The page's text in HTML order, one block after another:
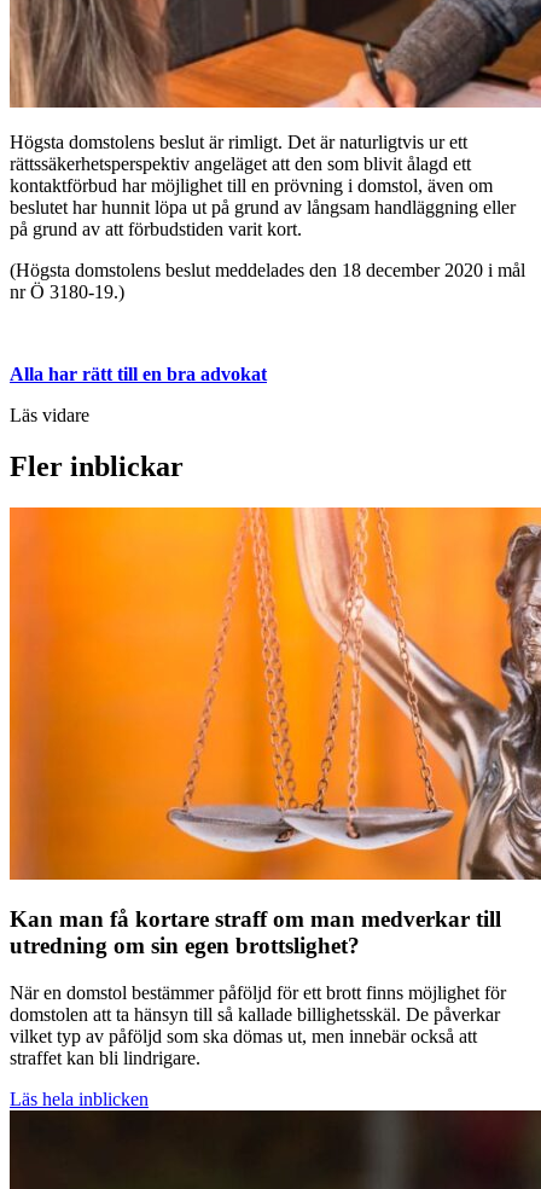
Högsta domstolens beslut är rimligt. Det är naturligtvis ur ett
rättssäkerhetsperspektiv angeläget att den som blivit ålagd ett
kontaktförbud har möjlighet till en prövning i domstol, även om
beslutet har hunnit löpa ut på grund av långsam handläggning eller
på grund av att förbudstiden varit kort.
(Högsta domstolens beslut meddelades den 18 december 2020 i mål
nr Ö 3180-19.)
Alla har rätt till en bra advokat
Läs vidare
Fler inblickar
Kan man få kortare straff om man medverkar till
utredning om sin egen brottslighet?
När en domstol bestämmer påföljd för ett brott finns möjlighet för
domstolen att ta hänsyn till så kallade billighetsskäl. De påverkar
vilket typ av påföljd som ska dömas ut, men innebär också att
straffet kan bli lindrigare.
Läs hela inblicken